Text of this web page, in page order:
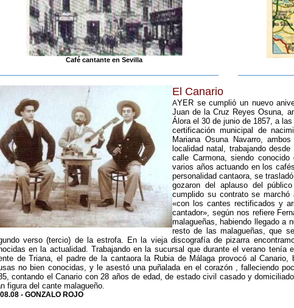
Café cantante en Sevilla
El Canario
AYER se cumplió un nuevo
Juan de la Cruz Reyes Osuna,
Álora el 30 de junio de 1857, a
certificación municipal de
Mariana Osuna Navarro,
localidad natal, trabajando
calle Carmona, siendo
varios años actuando en los
personalidad cantaora, se
gozaron del aplauso del
cumplido su contrato se
«con los cantes rectificados y
cantador», según nos refiere
malagueñas, habiendo llegado a
resto de las malagueñas, que
verso (tercio) de la estrofa. En la vieja discografía de pizarra
en la actualidad. Trabajando en la sucursal que durante el verano tenía
de Triana, el padre de la cantaora la Rubia de Málaga provocó al
no bien conocidas, y le asestó una puñalada en el corazón , falleciendo
contando el Canario con 28 años de edad, de estado civil casado y
figura del cante malagueño.
- GONZALO ROJO